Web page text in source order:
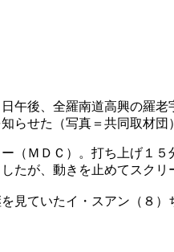
午後、全羅南道高興の羅
らせた（写真＝共同取材団
（ＭＤＣ）。打ち上げ１
たが、動きを止めてスクリ
見ていたイ・スアン（８